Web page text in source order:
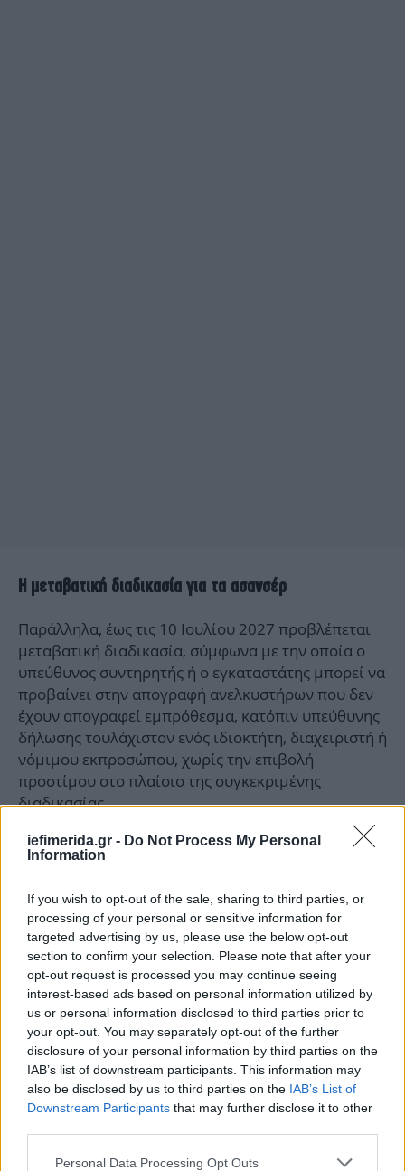
iefimerida.gr - Do Not Process My Personal
Information
If you wish to opt-out of the sale, sharing to third parties, or
processing of your personal or sensitive information for
targeted advertising by us, please use the below opt-out
section to confirm your selection. Please note that after your
opt-out request is processed you may continue seeing
interest-based ads based on personal information utilized by
us or personal information disclosed to third parties prior to
your opt-out. You may separately opt-out of the further
disclosure of your personal information by third parties on the
IAB’s list of downstream participants. This information may
also be disclosed by us to third parties on the IAB’s List of
Downstream Participants that may further disclose it to other
Please note that this website/app uses one or more Google
Personal Data Processing Opt Outs
Η μεταβατική διαδικασία για τα ασανσέρ
Παράλληλα, έως τις 10 Ιουλίου 2027 προβλέπεται
μεταβατική διαδικασία, σύμφωνα με την οποία ο
υπεύθυνος συντηρητής ή ο εγκαταστάτης μπορεί να
προβαίνει στην απογραφή ανελκυστήρωνπου δεν
έχουν απογραφεί εμπρόθεσμα, κατόπιν υπεύθυνης
δήλωσης τουλάχιστον ενός ιδιοκτήτη, διαχειριστή ή
νόμιμου εκπροσώπου, χωρίς την επιβολή
προστίμου στο πλαίσιο της συγκεκριμένης
διαδικασίας.
Σύμφωνα με την αιτιολογική έκθεση, η
της προθεσμίας απογραφής ούτε θίγει την επιβολή
διοικητικών προστίμων στις περιπτώσεις
εντοπισμού μη απογεγραμμένου ανελκυστήρα
εκτός της μεταβατικής διαδικασίας, είτε ύστερα από
καταγγελία είτε κατόπιν ελέγχου. Στόχος της
ρύθμισης είναι η ολοκλήρωση της καταγραφής του
συνόλου των ανελκυστήρων της χώρας, η ενίσχυση
της ασφάλειάς τους και η συμμόρφωση της αγοράς.
Η τροπολογία προβλέπει ότι η τακτική συντήρηση
ανελκυστήρα που δεν διαθέτει αριθμό απογραφής
δεν μπορεί να ολοκληρώνεται νόμιμα πριν από την
απογραφή του στο Μητρώο, με εξαίρεση τις